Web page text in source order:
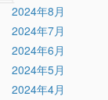
2024年8月
2024年7月
2024年6月
2024年5月
2024年4月